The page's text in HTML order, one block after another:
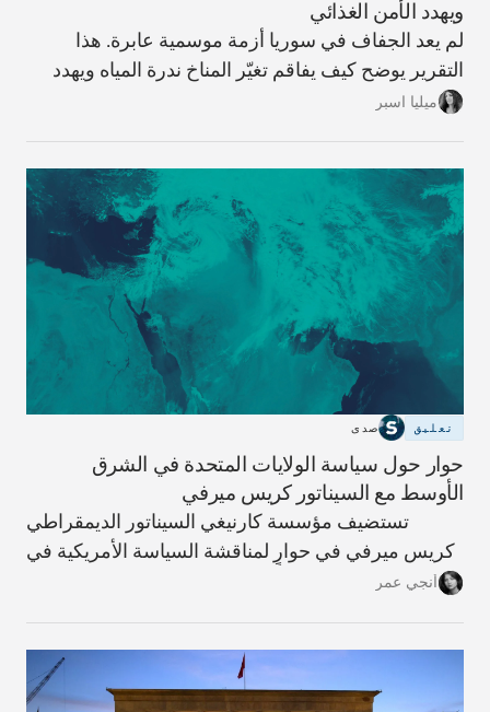
ويهدد الأمن الغذائي
لم يعد الجفاف في سوريا أزمة موسمية عابرة. هذا
التقرير يوضح كيف يفاقم تغيّر المناخ ندرة المياه ويهدد
الزراعة والأمن الغذائي، وما الحلول المطروحة لتفادي
ميليا اسبر
تعليق صدى
حوار حول سياسة الولايات المتحدة في الشرق
الأوسط مع السيناتور كريس ميرفي
تستضيف مؤسسة كارنيغي السيناتور الديمقراطي
كريس ميرفي في حوارٍ لمناقشة السياسة الأمريكية في
الشرق الأوسط، محذرًا من أن الحرب على إيران خطأ
أنجي عمر